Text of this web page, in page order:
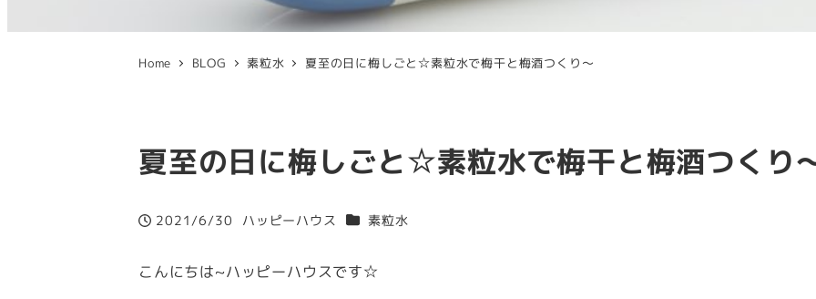
Home BLOG 素粒水 夏至の日に梅しごと☆素粒水で梅干と梅酒つくり～
夏至の日に梅しごと☆素粒水で梅干と梅酒つくり
投稿日
2021/6/30
著
ハッピーハウス カテゴリー
素粒水
こんにちは~ハッピーハウスです☆